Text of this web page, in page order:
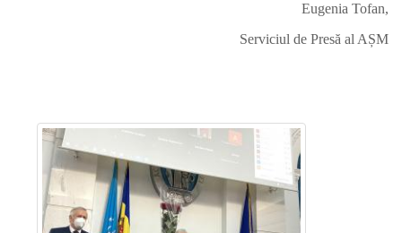
Eugenia Tofan,
Serviciul de Presă al AȘM